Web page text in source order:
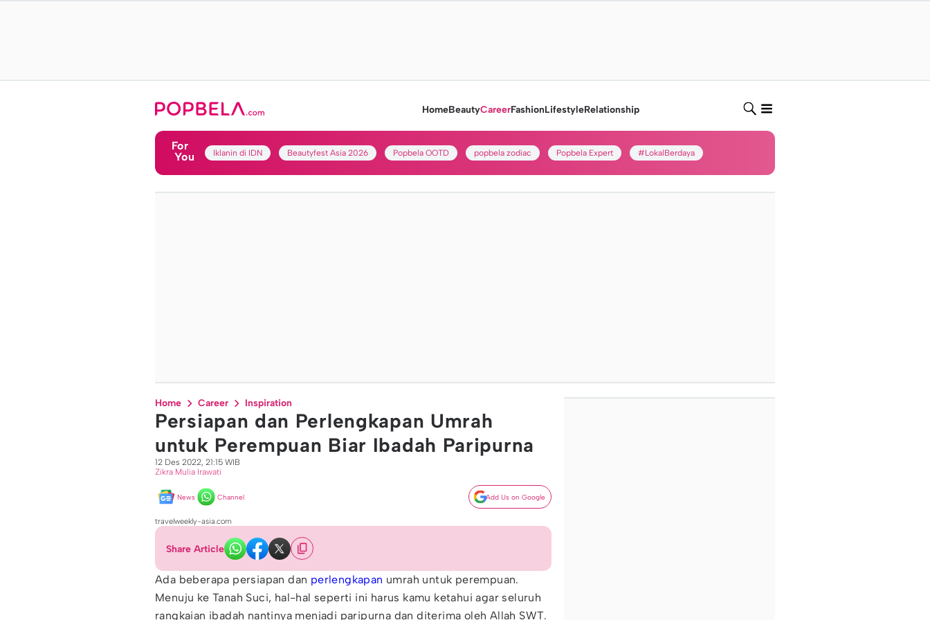
HomeBeautyCareerFashionLifestyleRelationship
For
You
Iklanin di IDN Beautyfest Asia 2026 Popbela OOTD popbela zodiac Popbela Expert #LokalBerdaya
Home Career Inspiration
Persiapan dan Perlengkapan Umrah
untuk Perempuan Biar Ibadah Paripurna
12 Des 2022, 21:15 WIB
Zikra Mulia Irawati
News Channel Add Us on Google
travelweekly-asia.com
Share Article
Ada beberapa persiapan dan perlengkapan umrah untuk perempuan.
Menuju ke Tanah Suci, hal-hal seperti ini harus kamu ketahui agar seluruh
rangkaian ibadah nantinya menjadi paripurna dan diterima oleh Allah SWT.